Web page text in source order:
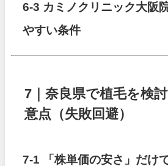
6-3 カミノクリニック大阪
やすい条件
7｜奈良県で植毛を検
意点（失敗回避）
7-1 「株単価の安さ」だけ